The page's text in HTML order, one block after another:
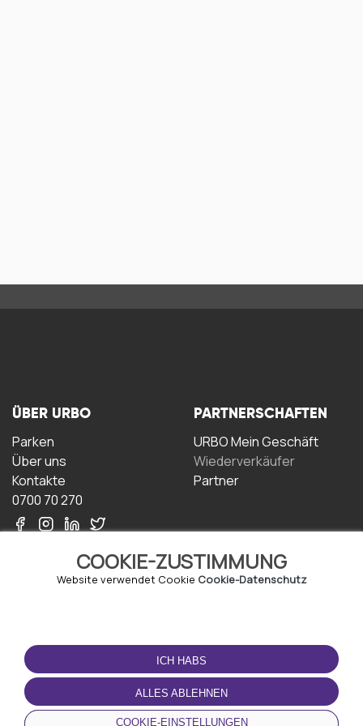
COOKIE-ZUSTIMMUNG
Website verwendet Cookie Cookie-Datenschutz
ICH HABS
ALLES ABLEHNEN
COOKIE-EINSTELLUNGEN
ÜBER URBO
Parken
Über uns
Kontakte
0700 70 270
PARTNERSCHAFTEN
URBO Mein Geschäft
Wiederverkäufer
Partner
NUTZUNGSBEDINGUNGEN
Geschäftsbedingungen
Datenschutz-
Bestimmungen
Cookie-Richtlinie
LADEN SIE DIE APP
HERUNTER